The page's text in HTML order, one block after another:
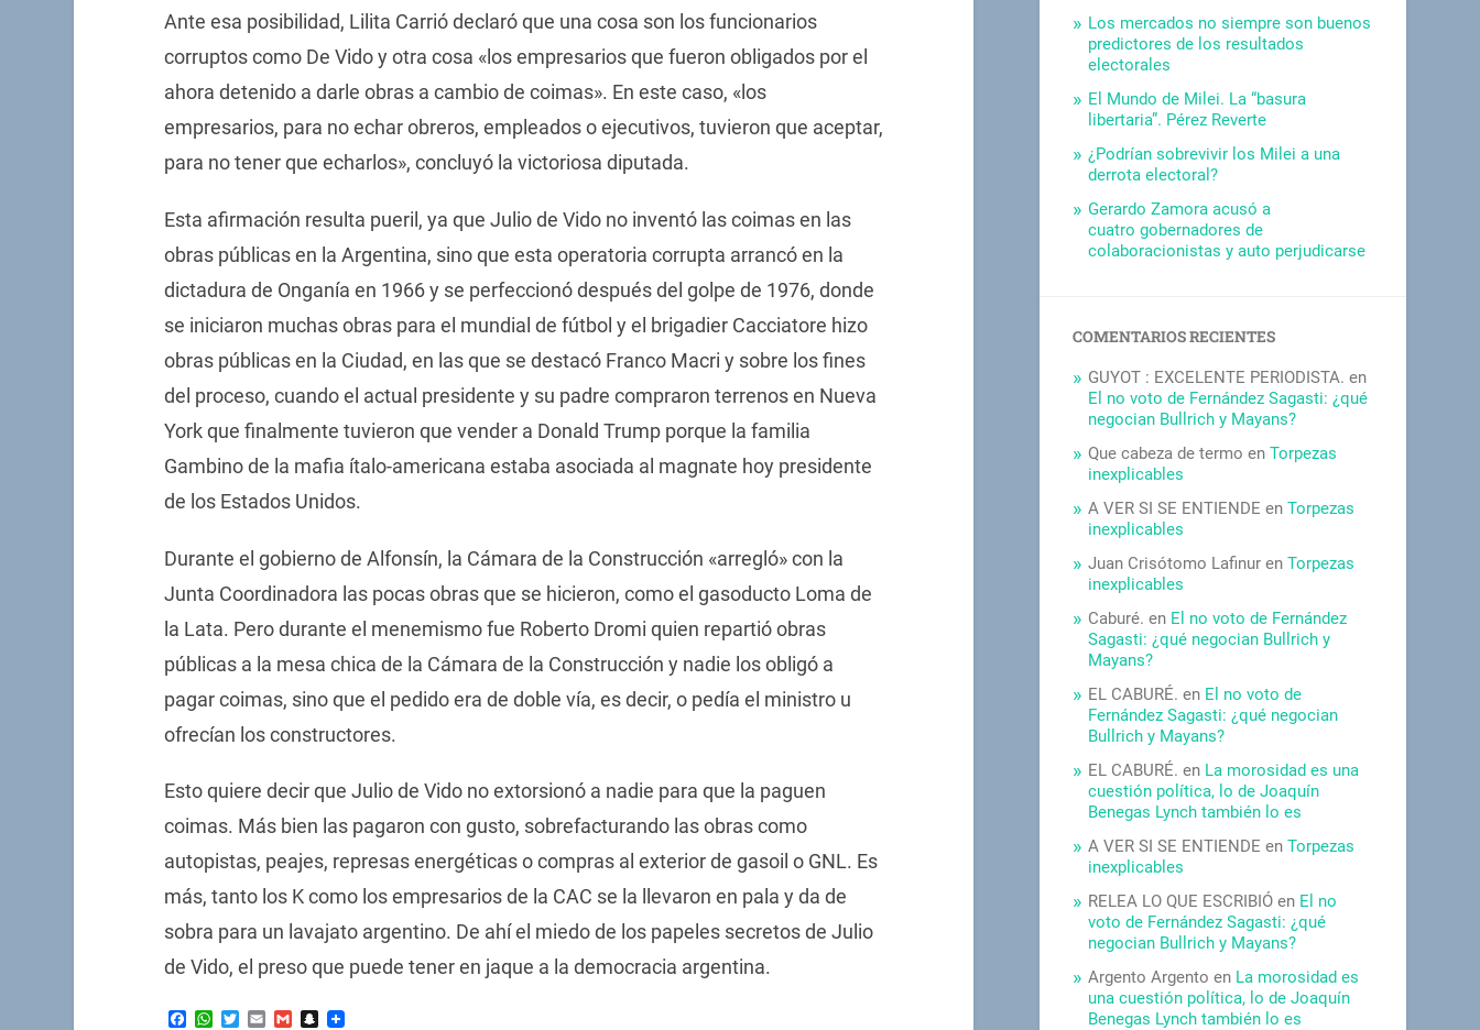
Ante esa posibilidad, Lilita Carrió declaró que una cosa son los funcionarios
corruptos como De Vido y otra cosa «los empresarios que fueron obligados por el
ahora detenido a darle obras a cambio de coimas». En este caso, «los
empresarios, para no echar obreros, empleados o ejecutivos, tuvieron que aceptar,
para no tener que echarlos», concluyó la victoriosa diputada.
Esta afirmación resulta pueril, ya que Julio de Vido no inventó las coimas en las
obras públicas en la Argentina, sino que esta operatoria corrupta arrancó en la
dictadura de Onganía en 1966 y se perfeccionó después del golpe de 1976, donde
se iniciaron muchas obras para el mundial de fútbol y el brigadier Cacciatore hizo
obras públicas en la Ciudad, en las que se destacó Franco Macri y sobre los fines
del proceso, cuando el actual presidente y su padre compraron terrenos en Nueva
York que finalmente tuvieron que vender a Donald Trump porque la familia
Gambino de la mafia ítalo-americana estaba asociada al magnate hoy presidente
de los Estados Unidos.
Durante el gobierno de Alfonsín, la Cámara de la Construcción «arregló» con la
Junta Coordinadora las pocas obras que se hicieron, como el gasoducto Loma de
la Lata. Pero durante el menemismo fue Roberto Dromi quien repartió obras
públicas a la mesa chica de la Cámara de la Construcción y nadie los obligó a
pagar coimas, sino que el pedido era de doble vía, es decir, o pedía el ministro u
ofrecían los constructores.
Esto quiere decir que Julio de Vido no extorsionó a nadie para que la paguen
coimas. Más bien las pagaron con gusto, sobrefacturando las obras como
autopistas, peajes, represas energéticas o compras al exterior de gasoil o GNL. Es
más, tanto los K como los empresarios de la CAC se la llevaron en pala y da de
sobra para un lavajato argentino. De ahí el miedo de los papeles secretos de Julio
de Vido, el preso que puede tener en jaque a la democracia argentina.
Facebook
WhatsApp
Twitter
EmailGmailSnapchat
Los mercados no siempre son buenos
predictores de los resultados
electorales
El Mundo de Milei. La “basura
libertaria”. Pérez Reverte
¿Podrían sobrevivir los Milei a una
derrota electoral?
Gerardo Zamora acusó a
cuatro gobernadores de
colaboracionistas y auto perjudicarse
COMENTARIOS RECIENTES
GUYOT : EXCELENTE PERIODISTA. en
El no voto de Fernández Sagasti: ¿qué
negocian Bullrich y Mayans?
Que cabeza de termo enTorpezas
inexplicables
A VER SI SE ENTIENDE enTorpezas
inexplicables
Juan Crisótomo Lafinur enTorpezas
inexplicables
Caburé. en El no voto de Fernández
Sagasti: ¿qué negocian Bullrich y
Mayans?
EL CABURÉ. en El no voto de
Fernández Sagasti: ¿qué negocian
Bullrich y Mayans?
EL CABURÉ. en La morosidad es una
cuestión política, lo de Joaquín
Benegas Lynch también lo es
A VER SI SE ENTIENDE enTorpezas
inexplicables
RELEA LO QUE ESCRIBIÓ en El no
voto de Fernández Sagasti: ¿qué
negocian Bullrich y Mayans?
Argento Argento en La morosidad es
una cuestión política, lo de Joaquín
Benegas Lynch también lo es